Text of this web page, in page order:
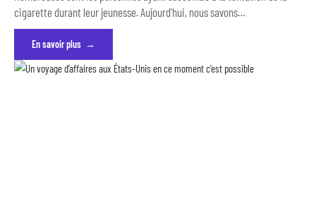
cigarette durant leur jeunesse. Aujourd'hui, nous savons…
En savoir plus